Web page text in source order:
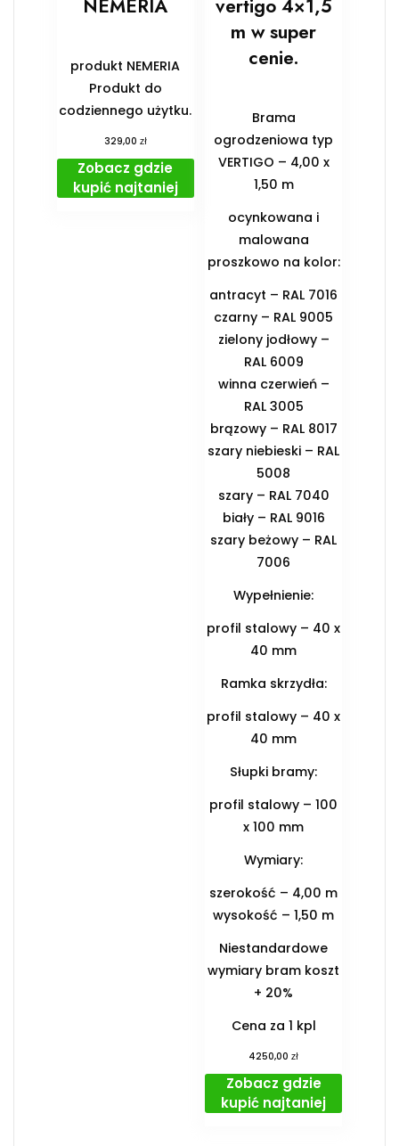
NEMERIA
produkt NEMERIA
Produkt do
codziennego użytku.
329,00 zł
Zobacz gdzie
kupić najtaniej
vertigo 4×1,5
m w super
cenie.
Brama
ogrodzeniowa typ
VERTIGO – 4,00 x
1,50 m
ocynkowana i
malowana
proszkowo na kolor:
antracyt – RAL 7016
czarny – RAL 9005
zielony jodłowy –
RAL 6009
winna czerwień –
RAL 3005
brązowy – RAL 8017
szary niebieski – RAL
5008
szary – RAL 7040
biały – RAL 9016
szary beżowy – RAL
7006
Wypełnienie:
profil stalowy – 40 x
40 mm
Ramka skrzydła:
profil stalowy – 40 x
40 mm
Słupki bramy:
profil stalowy – 100
x 100 mm
Wymiary:
szerokość – 4,00 m
wysokość – 1,50 m
Niestandardowe
wymiary bram koszt
+ 20%
Cena za 1 kpl
4250,00zł
Zobacz gdzie
kupić najtaniej